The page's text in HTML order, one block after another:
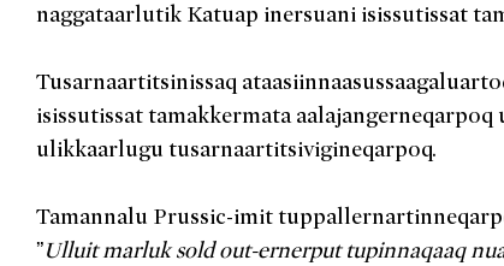
naggataarlutik Katuap inersuani isissutissat
Tusarnaartitsinissaq
isissutissat tamakkermata
ulikkaarlugu tusarnaartitsivigineqarpoq.
Tamannalu Prussic-imit
”Ulluit marluk sold out-ernerput tupinnaqaaq